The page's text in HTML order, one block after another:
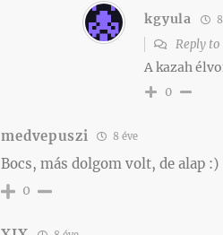
kgyula
Reply
A kazah
0
medvepuszi 8 éve
Bocs, más dolgom volt, de alap :)
0